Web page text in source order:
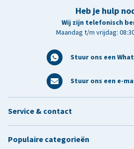
Heb je hulp
Wij zijn telefonisch
Maandag t/m vrijdag:
Stuur ons een
Stuur ons een e-
Service & contact
Populaire categorieën